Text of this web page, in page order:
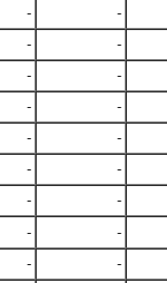
-
-
-
-
-
-
-
-
-
-
-
-
-
-
-
-
-
-